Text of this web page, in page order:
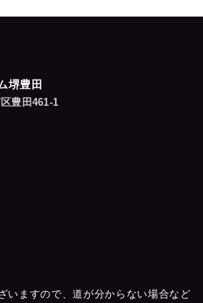
堺豊田
豊田461-1
いますので、道が分からない場合など